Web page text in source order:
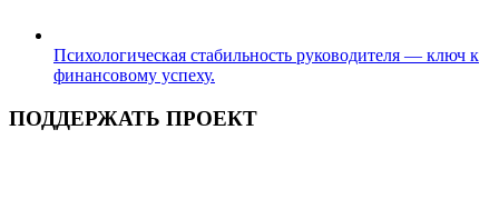
Психологическая стабильность руководителя — ключ к
финансовому успеху.
ПОДДЕРЖАТЬ ПРОЕКТ